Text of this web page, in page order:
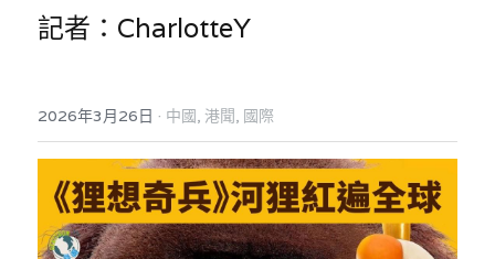
宏福苑聽證會
記錄．宏福苑火災
中國
娛樂
反華推手你要知
反華推手懶人包
KOL 專欄
記者：CharlotteY
2026年3月26日 · 中國, 港聞, 國際